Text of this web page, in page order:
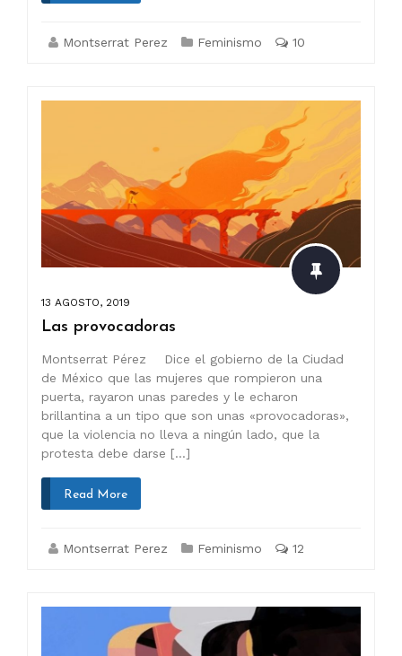
Montserrat Perez Feminismo 10
13 AGOSTO, 2019
Las provocadoras
Montserrat Pérez Dice el gobierno de la Ciudad
de México que las mujeres que rompieron una
puerta, rayaron unas paredes y le echaron
brillantina a un tipo que son unas «provocadoras»,
que la violencia no lleva a ningún lado, que la
protesta debe darse […]
Read More
Montserrat Perez Feminismo 12